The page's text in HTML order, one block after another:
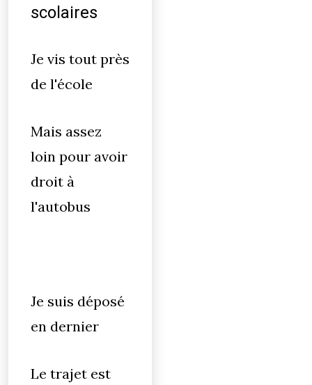
scolaires
Je vis tout près
de l'école
Mais assez
loin pour avoir
droit à
l'autobus
Je suis déposé
en dernier
Le trajet est